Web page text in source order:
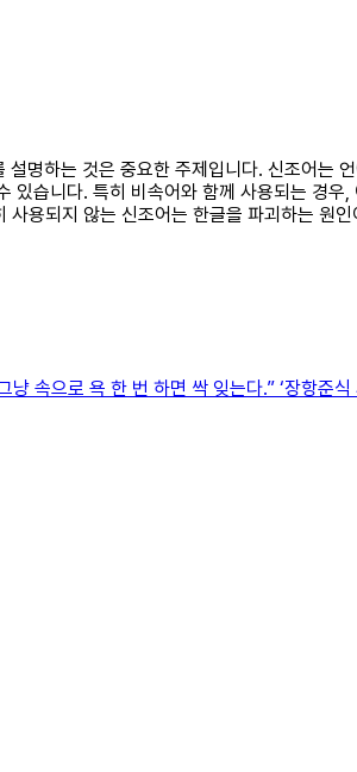
명하는 것은 중요한 주제입니다. 신조어는
습니다. 특히 비속어와 함께 사용되는 경
용되지 않는 신조어는 한글을 파괴하는 원
속으로 욕 한 번 하면 싹 잊는다.” ‘장항준